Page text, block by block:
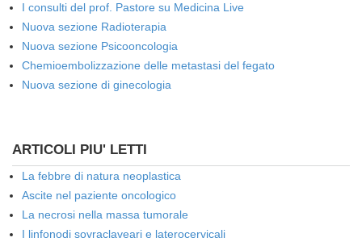
I consulti del prof. Pastore su Medicina Live
Nuova sezione Radioterapia
Nuova sezione Psicooncologia
Chemioembolizzazione delle metastasi del fegato
Nuova sezione di ginecologia
ARTICOLI PIU' LETTI
La febbre di natura neoplastica
Ascite nel paziente oncologico
La necrosi nella massa tumorale
I linfonodi sovraclaveari e laterocervicali